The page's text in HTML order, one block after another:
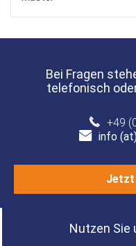
Bei Fragen
telefonisch
+49
info
Jetzt
Nutzen Sie